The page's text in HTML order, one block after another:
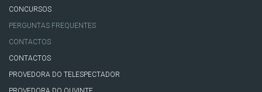
CONCURSOS
PERGUNTAS FREQUENTES
CONTACTOS
CONTACTOS
PROVEDORA DO TELESPECTADOR